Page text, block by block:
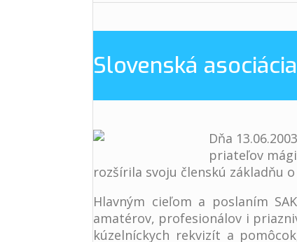
Slovenská
Dňa
priateľov
rozšírila svoju členskú základňu
Hlavným cieľom a poslaním
amatérov, profesionálov i
kúzelníckych rekvizít a